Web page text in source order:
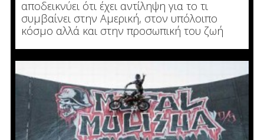
αποδεικνύει ότι έχει αντίληψη για το τι
συμβαίνει στην Αμερική, στον υπόλοιπο
κόσμο αλλά και στην προσωπική του ζωή